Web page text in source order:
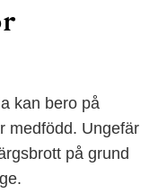
kan bero på
medfödd. Ungefär
på grund